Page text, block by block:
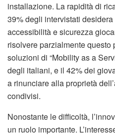
installazione. La rapidità di
39% degli intervistati
accessibilità e sicurezza
risolvere parzialmente questo
soluzioni di “Mobility as a
degli italiani, e il 42% dei
a rinunciare alla proprietà
condivisi.
Nonostante le difficoltà,
un ruolo importante.